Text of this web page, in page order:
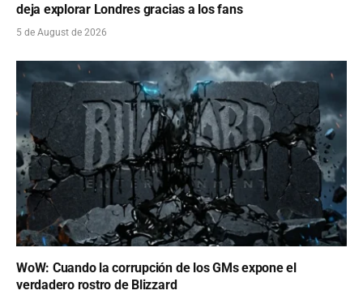
deja explorar Londres gracias a los fans
5 de August de 2026
WoW: Cuando la corrupción de los GMs expone el
verdadero rostro de Blizzard